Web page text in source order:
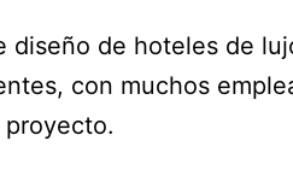
de hoteles de
con muchos